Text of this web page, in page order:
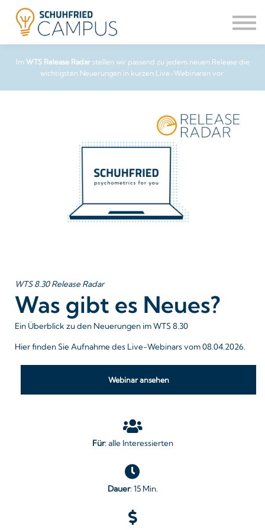
Zertifizierungen
Sign in
Im WTS Release Radarstellen wir passend zu jedem neuen Release die
wichtigsten Neuerungen in kurzen Live-Webinaren vor.
WTS 8.30 Release Radar
Was gibt es Neues?
Ein Überblick zu den Neuerungen im WTS 8.30
Hier finden Sie Aufnahme des Live-Webinars vom 08.04.2026.
Webinar ansehen
Für: alle Interessierten
Dauer: 15 Min.